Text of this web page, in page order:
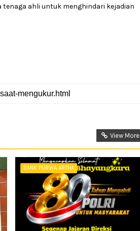
ahli untuk menghindari kejadian
View More
BANK PURWA ARTHA